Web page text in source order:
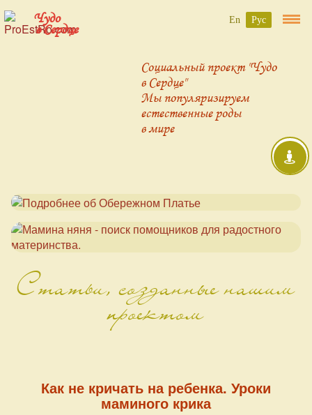
Чудо
в Сердце
Социальный проект "Чудо
в Сердце"
Мы популяризируем
естественные роды
в мире
Статьи, созданные нашим
проектом
Как не кричать на ребенка. Уроки
маминого крика
En Рус